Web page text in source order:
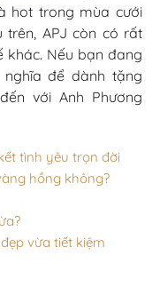
hot trong mùa cưới
APJ còn có rất
khác. Nếu bạn đang
để dành tặng
với Anh Phương
tình yêu trọn đời
hồng không?
vừa tiết kiệm